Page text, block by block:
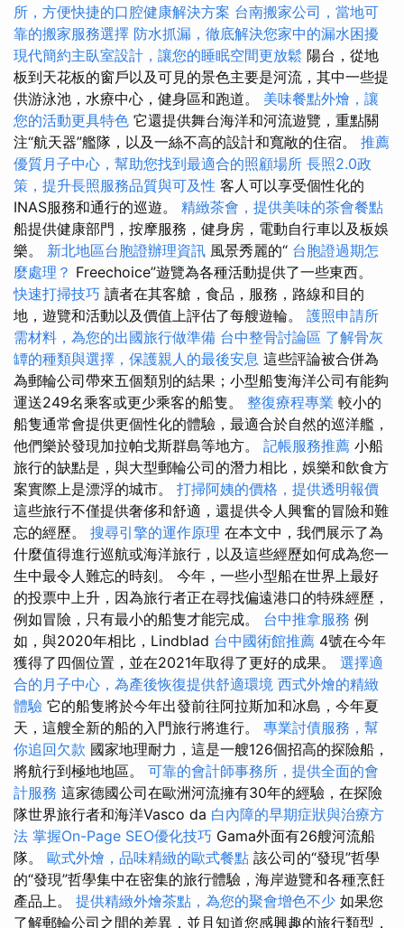
所，方便快捷的口腔健康解決方案 台南搬家公司，當地可
靠的搬家服務選擇 防水抓漏，徹底解決您家中的漏水困擾
現代簡約主臥室設計，讓您的睡眠空間更放鬆 陽台，從地
板到天花板的窗戶以及可見的景色主要是河流，其中一些提
供游泳池，水療中心，健身區和跑道。 美味餐點外燴，讓
您的活動更具特色 它還提供舞台海洋和河流遊覽，重點關
注“航天器”艦隊，以及一絲不高的設計和寬敞的住宿。 推薦
優質月子中心，幫助您找到最適合的照顧場所 長照2.0政
策，提升長照服務品質與可及性 客人可以享受個性化的
INAS服務和通行的巡遊。 精緻茶會，提供美味的茶會餐點
船提供健康部門，按摩服務，健身房，電動自行車以及板娛
樂。 新北地區台胞證辦理資訊 風景秀麗的“ 台胞證過期怎
麼處理？ Freechoice”遊覽為各種活動提供了一些東西。
快速打掃技巧 讀者在其客艙，食品，服務，路線和目的
地，遊覽和活動以及價值上評估了每艘遊輪。 護照申請所
需材料，為您的出國旅行做準備 台中整骨討論區 了解骨灰
罈的種類與選擇，保護親人的最後安息 這些評論被合併為
為郵輪公司帶來五個類別的結果；小型船隻海洋公司有能夠
運送249名乘客或更少乘客的船隻。 整復療程專業 較小的
船隻通常會提供更個性化的體驗，最適合於自然的巡洋艦，
他們樂於發現加拉帕戈斯群島等地方。 記帳服務推薦 小船
旅行的缺點是，與大型郵輪公司的潛力相比，娛樂和飲食方
案實際上是漂浮的城市。 打掃阿姨的價格，提供透明報價
這些旅行不僅提供奢侈和舒適，還提供令人興奮的冒險和難
忘的經歷。 搜尋引擎的運作原理 在本文中，我們展示了為
什麼值得進行巡航或海洋旅行，以及這些經歷如何成為您一
生中最令人難忘的時刻。 今年，一些小型船在世界上最好
的投票中上升，因為旅行者正在尋找偏遠港口的特殊經歷，
例如冒險，只有最小的船隻才能完成。 台中推拿服務 例
如，與2020年相比，Lindblad 台中國術館推薦 4號在今年
獲得了四個位置，並在2021年取得了更好的成果。 選擇適
合的月子中心，為產後恢復提供舒適環境 西式外燴的精緻
體驗 它的船隻將於今年出發前往阿拉斯加和冰島，今年夏
天，這艘全新的船的入門旅行將進行。 專業討債服務，幫
你追回欠款 國家地理耐力，這是一艘126個招高的探險船，
將航行到極地地區。 可靠的會計師事務所，提供全面的會
計服務 這家德國公司在歐洲河流擁有30年的經驗，在探險
隊世界旅行者和海洋Vasco da 白內障的早期症狀與治療方
法 掌握On-Page SEO優化技巧 Gama外面有26艘河流船
隊。 歐式外燴，品味精緻的歐式餐點 該公司的“發現”哲學
的“發現”哲學集中在密集的旅行體驗，海岸遊覽和各種烹飪
產品上。 提供精緻外燴茶點，為您的聚會增色不少 如果您
了解郵輪公司之間的差異，並且知道您感興趣的旅行類型，